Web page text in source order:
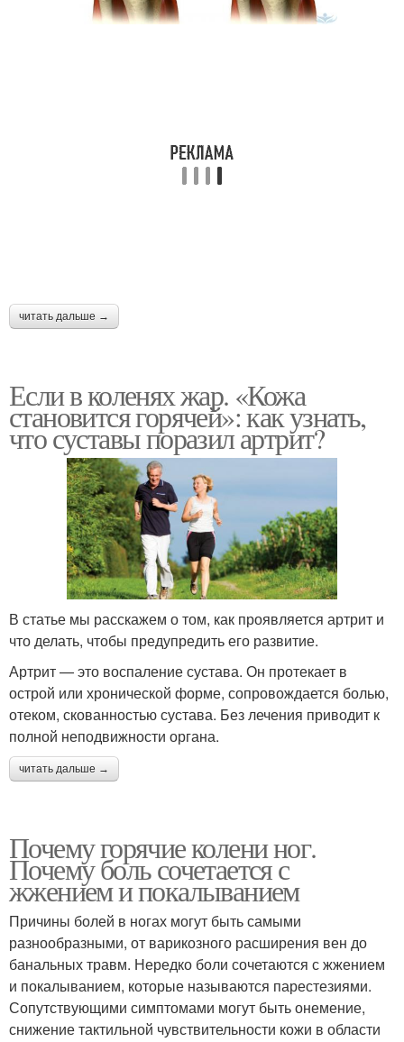
Колено с внутренней
читать дальше →
Если в коленях жар. «Кожа
становится горячей»: как узнать,
что суставы поразил артрит?
В статье мы расскажем о том, как проявляется артрит и
что делать, чтобы предупредить его развитие.
Артрит — это воспаление сустава. Он протекает в
острой или хронической форме, сопровождается болью,
отеком, скованностью сустава. Без лечения приводит к
полной неподвижности органа.
читать дальше →
Почему горячие колени ног.
Почему боль сочетается с
жжением и покалыванием
Причины болей в ногах могут быть самыми
разнообразными, от варикозного расширения вен до
банальных травм. Нередко боли сочетаются с жжением
и покалыванием, которые называются парестезиями.
Сопутствующими симптомами могут быть онемение,
снижение тактильной чувствительности кожи в области